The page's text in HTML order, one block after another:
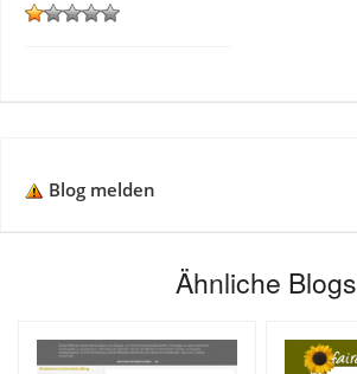
Blog melden
Ähnliche Blogs